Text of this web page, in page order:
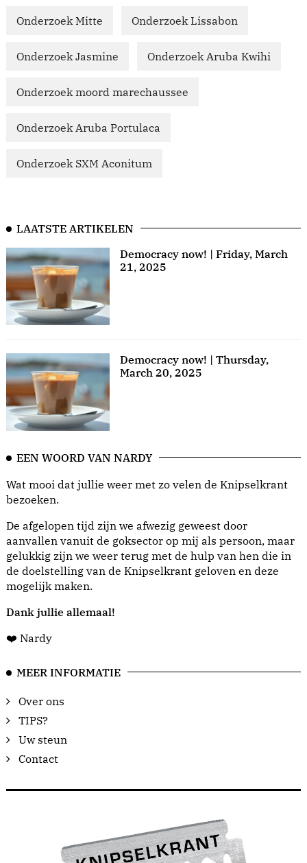
Onderzoek Mitte Onderzoek Lissabon
Onderzoek Jasmine Onderzoek Aruba Kwihi
Onderzoek moord marechaussee
Onderzoek Aruba Portulaca
Onderzoek SXM Aconitum
LAATSTE ARTIKELEN
Democracy now! | Friday, March
21, 2025
Democracy now! | Thursday,
March 20, 2025
EEN WOORD VAN NARDY
Wat mooi dat jullie weer met zo velen de Knipselkrant
bezoeken.
De afgelopen tijd zijn we afwezig geweest door
aanvallen vanuit de goksector op mij als persoon, maar
gelukkig zijn we weer terug met de hulp van hen die in
de doelstelling van de Knipselkrant geloven en deze
mogelijk maken.
Dank jullie allemaal!
❤️ Nardy
MEER INFORMATIE
Over ons
TIPS?
Uw steun
Contact